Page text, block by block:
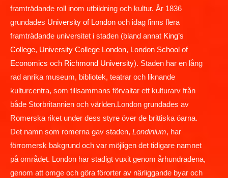
framträdande roll inom utbildning och kultur. År 1836
grundades University of London och idag finns flera
framträdande universitet i staden (bland annat King’s
College, University College London, London School of
Economics och Richmond University). Staden har en lång
rad anrika museum, bibliotek, teatrar och liknande
kulturcentra, som tillsammans förvaltar ett kulturarv från
både Storbritannien och världen.London grundades av
Romerska riket under dess styre över de brittiska öarna.
Det namn som romerna gav staden, Londinium, har
förromersk bakgrund och var möjligen det tidigare namnet
på området. London har stadigt vuxit genom århundradena,
genom att omge och göra förorter av närliggande byar och